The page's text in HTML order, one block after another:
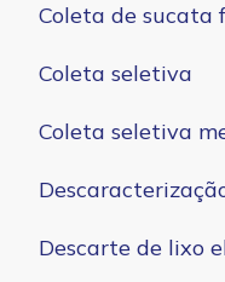
Coleta de sucata
Coleta seletiva
Coleta seletiva
Descarte de lixo